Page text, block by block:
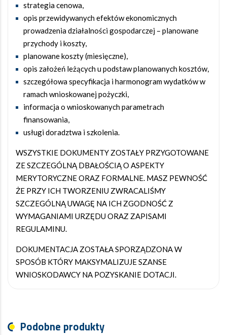
strategia cenowa,
opis przewidywanych efektów ekonomicznych
prowadzenia działalności gospodarczej – planowane
przychody i koszty,
planowane koszty (miesięczne),
opis założeń leżących u podstaw planowanych kosztów,
szczegółowa specyfikacja i harmonogram wydatków w
ramach wnioskowanej pożyczki,
informacja o wnioskowanych parametrach
finansowania,
usługi doradztwa i szkolenia.
WSZYSTKIE DOKUMENTY ZOSTAŁY PRZYGOTOWANE
ZE SZCZEGÓLNĄ DBAŁOŚCIĄ O ASPEKTY
MERYTORYCZNE ORAZ FORMALNE. MASZ PEWNOŚĆ
ŻE PRZY ICH TWORZENIU ZWRACALIŚMY
SZCZEGÓLNĄ UWAGĘ NA ICH ZGODNOŚĆ Z
WYMAGANIAMI URZĘDU ORAZ ZAPISAMI
REGULAMINU.
DOKUMENTACJA ZOSTAŁA SPORZĄDZONA W
SPOSÓB KTÓRY MAKSYMALIZUJE SZANSE
WNIOSKODAWCY NA POZYSKANIE DOTACJI.
Podobne produkty